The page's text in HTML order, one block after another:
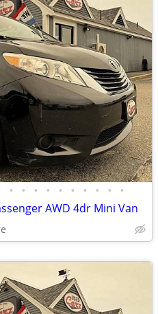
• • • • • • • • • •
AWD 4dr Mini Van